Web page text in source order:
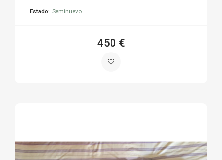
Estado: Seminuevo
450 €